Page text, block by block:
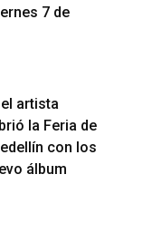
7 de
artista
la Feria de
con los
álbum